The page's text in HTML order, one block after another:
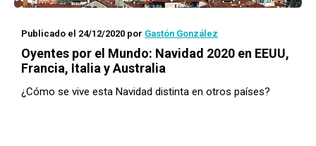
Publicado el 24/12/2020 por Gastón González
Oyentes por el Mundo: Navidad 2020 en EEUU,
Francia, Italia y Australia
¿Cómo se vive esta Navidad distinta en otros países?